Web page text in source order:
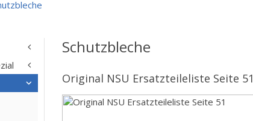
Schutzbleche
Original NSU Ersatzteileliste Seite 51